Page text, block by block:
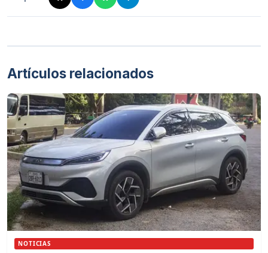
Artículos relacionados
NOTICIAS